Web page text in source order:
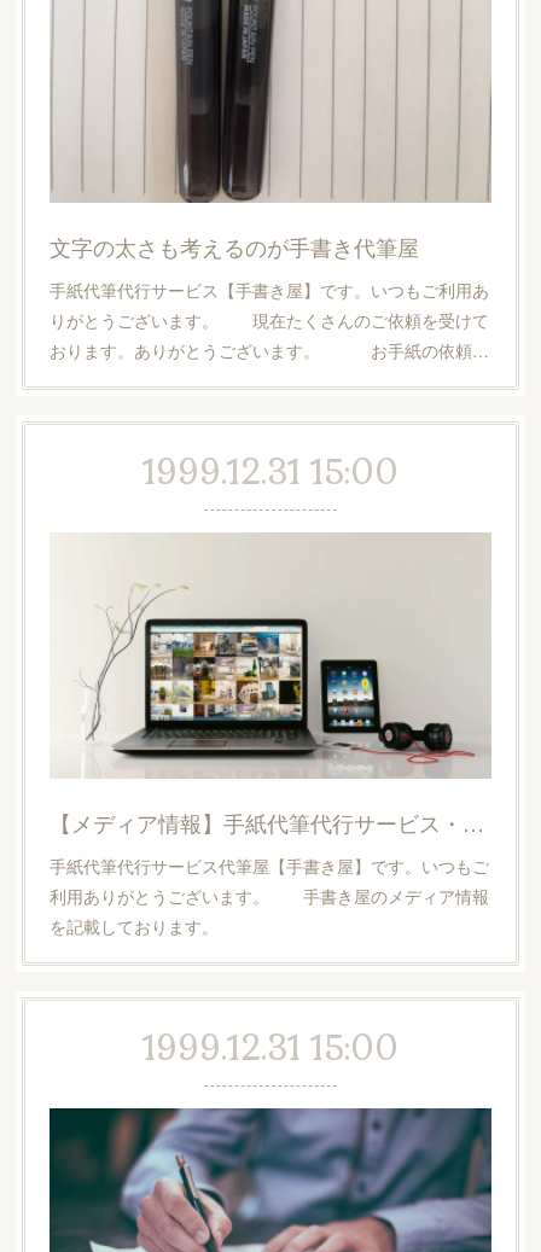
文字の太さも考えるのが手書き代筆屋
手紙代筆代行サービス【手書き屋】です。いつもご利用あ
りがとうございます。 現在たくさんのご依頼を受けて
おります。ありがとうございます。 お手紙の依頼…
1999.12.31 15:00
【メディア情報】手紙代筆代行サービス・手書き屋
手紙代筆代行サービス代筆屋【手書き屋】です。いつもご
利用ありがとうございます。 手書き屋のメディア情報
を記載しております。
1999.12.31 15:00